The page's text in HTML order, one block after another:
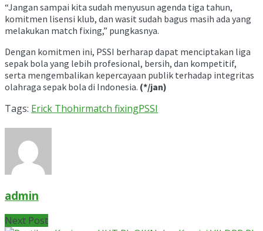
“Jangan sampai kita sudah menyusun agenda tiga tahun,
komitmen lisensi klub, dan wasit sudah bagus masih ada yang
melakukan match fixing,” pungkasnya.
Dengan komitmen ini, PSSI berharap dapat menciptakan liga
sepak bola yang lebih profesional, bersih, dan kompetitif,
serta mengembalikan kepercayaan publik terhadap integritas
olahraga sepak bola di Indonesia. (*/jan)
Tags: Erick Thohirmatch fixingPSSI
admin
Next Post